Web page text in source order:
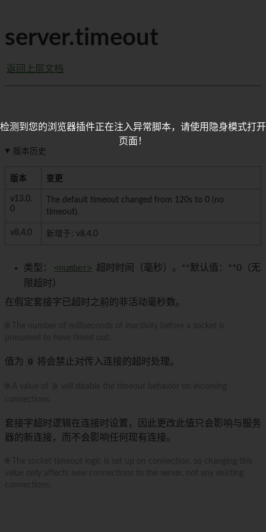
server.timeout
返回上层文档
版本历史
版本 变更
v13.0.
0
The default timeout changed from 120s to 0 (no
timeout).
v8.4.0 新增于: v8.4.0
类型： <number> 超时时间（毫秒）。**默认值：**0（无
限超时）
在假定套接字已超时之前的非活动毫秒数。
值为 0 将会禁止对传入连接的超时处理。
套接字超时逻辑在连接时设置，因此更改此值只会影响与服务
器的新连接，而不会影响任何现有连接。
检测到您的浏览器插件正在注入异常脚本，请使用隐身模式打开
页面！